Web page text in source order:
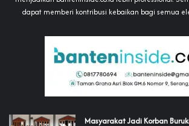
dapat memberi kontribusi kebaikan bagi semua
‎Masyarakat Jadi Korban